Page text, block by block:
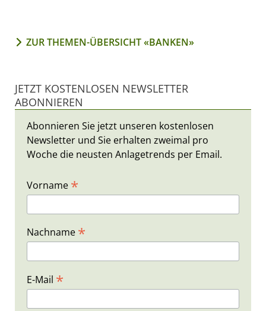
ZUR THEMEN-ÜBERSICHT «BANKEN»
JETZT KOSTENLOSEN NEWSLETTER
ABONNIEREN
Abonnieren Sie jetzt unseren kostenlosen
Newsletter und Sie erhalten zweimal pro
Woche die neusten Anlagetrends per Email.
Vorname *
Nachname *
E-Mail *